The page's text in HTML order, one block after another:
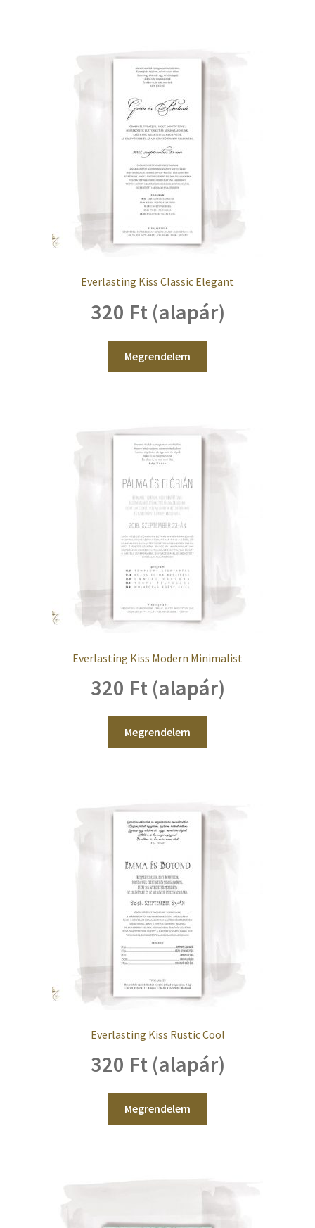
Everlasting Kiss Classic Elegant
320 Ft (alapár)
Megrendelem
Everlasting Kiss Modern Minimalist
320 Ft (alapár)
Megrendelem
Everlasting Kiss Rustic Cool
320 Ft (alapár)
Megrendelem